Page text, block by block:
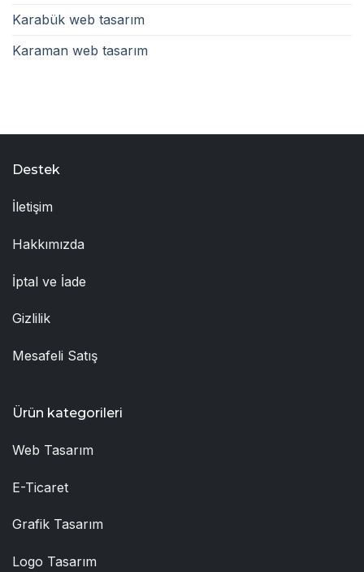
Karabük web tasarım
Karaman web tasarım
Destek
İletişim
Hakkımızda
İptal ve İade
Gizlilik
Mesafeli Satış
Ürün kategorileri
Web Tasarım
E-Ticaret
Grafik Tasarım
Logo Tasarım